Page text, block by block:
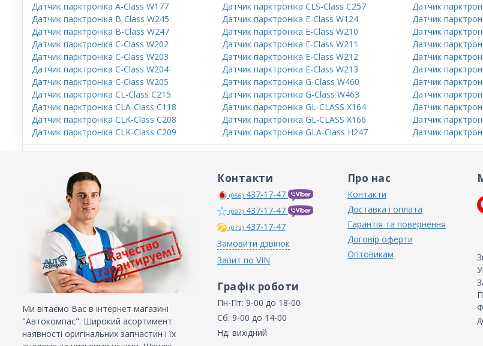
Датчик парктроніка A-Class W177
Датчик парктроніка B-Class W245
Датчик парктроніка B-Class W247
Датчик парктроніка C-Class W202
Датчик парктроніка C-Class W203
Датчик парктроніка C-Class W204
Датчик парктроніка C-Class W205
Датчик парктроніка CL-Class C215
Датчик парктроніка CLA-Class C118
Датчик парктроніка CLK-Class C208
Датчик парктроніка CLK-Class C209
Датчик парктроніка CLS-Class C257
Датчик парктроніка E-Class W124
Датчик парктроніка E-Class W210
Датчик парктроніка E-Class W211
Датчик парктроніка E-Class W212
Датчик парктроніка E-Class W213
Датчик парктроніка G-Class W460
Датчик парктроніка G-Class W463
Датчик парктроніка GL-CLASS X164
Датчик парктроніка GL-CLASS X166
Датчик парктроніка GLA-Class H247
Датчик
Датчик
Датчик
Датчик
Датчик
Датчик
Датчик
Датчик
Датчик
Датчик
Датчик
Ми вітаємо Вас в інтернет магазині
"Автокомпас". Широкий асортимент
наявності оригінальних запчастин і їх
Контакти
(066) 437-17-47
(097) 437-17-47
(073) 437-17-47
Замовити дзвінок
Запит по VIN
Графік роботи
Пн-Пт: 9-00 до 18-00
Сб: 9-00 до 14-00
Нд: вихідний
Про нас
Контакти
Доставка і оплата
Гарантія та повернення
Договір оферти
Оптовикам